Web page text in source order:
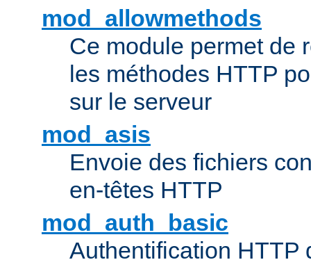
mod_allowmethods
Ce module permet de
les méthodes HTTP
sur le serveur
mod_asis
Envoie des fichiers
en-têtes HTTP
mod_auth_basic
Authentification HTTP